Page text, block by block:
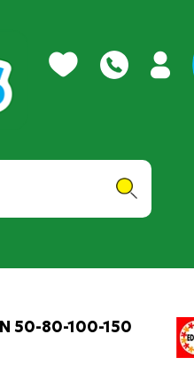
50-80-100-150